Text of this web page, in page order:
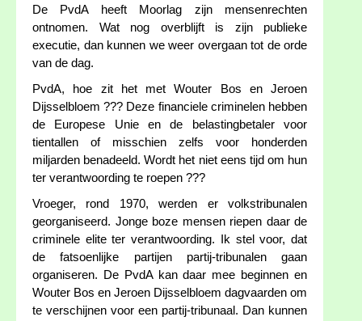
De PvdA heeft Moorlag zijn mensenrechten
ontnomen. Wat nog overblijft is zijn publieke
executie, dan kunnen we weer overgaan tot de orde
van de dag.
PvdA, hoe zit het met Wouter Bos en Jeroen
Dijsselbloem ??? Deze financiele criminelen hebben
de Europese Unie en de belastingbetaler voor
tientallen of misschien zelfs voor honderden
miljarden benadeeld. Wordt het niet eens tijd om hun
ter verantwoording te roepen ???
Vroeger, rond 1970, werden er volkstribunalen
georganiseerd. Jonge boze mensen riepen daar de
criminele elite ter verantwoording. Ik stel voor, dat
de fatsoenlijke partijen partij-tribunalen gaan
organiseren. De PvdA kan daar mee beginnen en
Wouter Bos en Jeroen Dijsselbloem dagvaarden om
te verschijnen voor een partij-tribunaal. Dan kunnen